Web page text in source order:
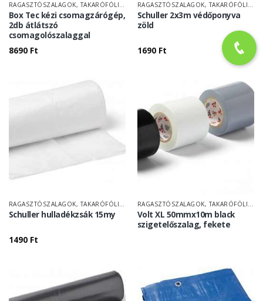
RAGASZTÓSZALAGOK, TAKARÓFÓLIÁK
Box Tec kézi csomagzárógép,
2db átlátszó
csomagolószalaggal
8690 Ft
RAGASZTÓSZALAGOK, TAKARÓFÓLIÁK
Schuller 2x3m védőponyva
zöld
1690 Ft
RAGASZTÓSZALAGOK, TAKARÓFÓLIÁK
Schuller hulladékzsák 15my
1490 Ft
RAGASZTÓSZALAGOK, TAKARÓFÓLIÁK
Volt XL 50mmx10m black
szigetelőszalag, fekete